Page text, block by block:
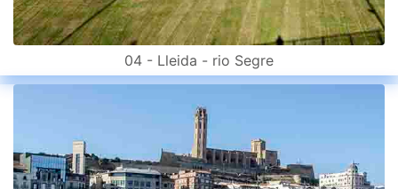
04 - Lleida - rio Segre